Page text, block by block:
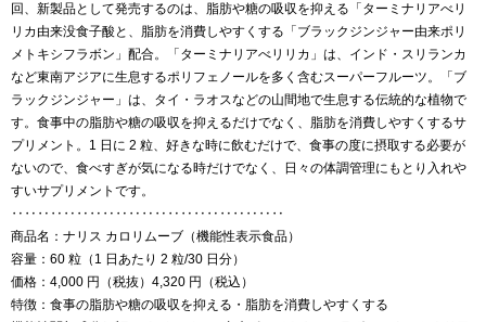
回、新製品として発売するのは、脂肪や糖の吸収を抑える「ターミナリアべリ
リカ由来没食子酸と、脂肪を消費しやすくする「ブラックジンジャー由来ポリ
メトキシフラボン」配合。「ターミナリアべリリカ」は、インド・スリランカ
など東南アジアに生息するポリフェノールを多く含むスーパーフルーツ。「ブ
ラックジンジャー」は、タイ・ラオスなどの山間地で生息する伝統的な植物で
す。食事中の脂肪や糖の吸収を抑えるだけでなく、脂肪を消費しやすくするサ
プリメント。1 日に 2 粒、好きな時に飲むだけで、食事の度に摂取する必要が
ないので、食べすぎが気になる時だけでなく、日々の体調管理にもとり入れや
すいサプリメントです。
‥‥‥‥‥‥‥‥‥‥‥‥‥‥‥‥‥‥‥‥‥
商品名：ナリス カロリムーブ（機能性表示食品）
容量：60 粒（1 日あたり 2 粒/30 日分）
価格：4,000 円（税抜）4,320 円（税込）
特徴：食事の脂肪や糖の吸収を抑える・脂肪を消費しやすくする